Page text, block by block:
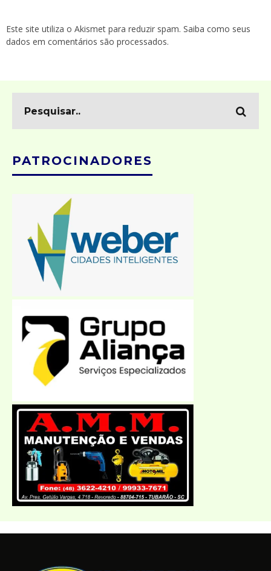
Este site utiliza o Akismet para reduzir spam. Saiba como seus
dados em comentários são processados.
PATROCINADORES